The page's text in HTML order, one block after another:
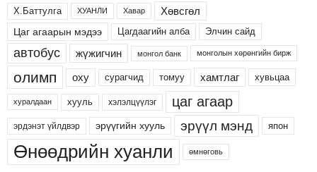
Х.Баттулга ХУАНЛИ Хавар Хөвсгөл
Цаг агаарын мэдээ Цагдаагийн алба Элчин сайд
автобус жүжигчин монгол банк монголын хөрөнгийн бирж
олимп оху сурагчид томуу хамтлаг хувьцаа
хуралдаан хууль хэлэлцүүлэг цаг агаар
эрдэнэт үйлдвэр эрүүгийн хууль эрүүл мэнд япон
Өнөөдрийн хуанли өмнөговь